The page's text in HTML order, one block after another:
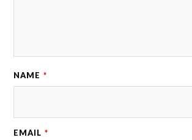
NAME *
EMAIL *